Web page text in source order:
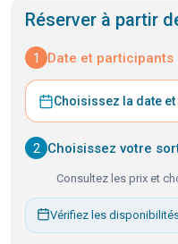
Réserver à partir
1 Date et participants
Choisissez la date
2 Choisissez votre
Consultez les prix et
Vérifiez les